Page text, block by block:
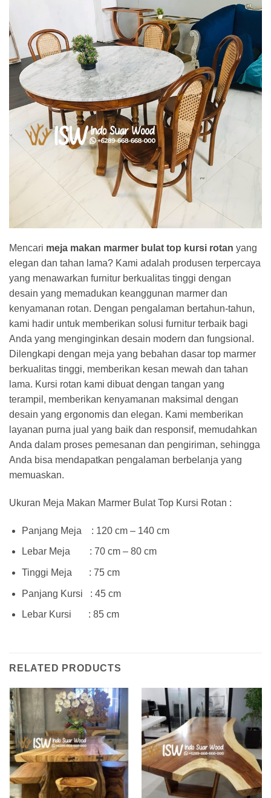
Mencari meja makan marmer bulat top kursi rotan yang
elegan dan tahan lama? Kami adalah produsen terpercaya
yang menawarkan furnitur berkualitas tinggi dengan
desain yang memadukan keanggunan marmer dan
kenyamanan rotan. Dengan pengalaman bertahun-tahun,
kami hadir untuk memberikan solusi furnitur terbaik bagi
Anda yang menginginkan desain modern dan fungsional.
Dilengkapi dengan meja yang bebahan dasar top marmer
berkualitas tinggi, memberikan kesan mewah dan tahan
lama. Kursi rotan kami dibuat dengan tangan yang
terampil, memberikan kenyamanan maksimal dengan
desain yang ergonomis dan elegan. Kami memberikan
layanan purna jual yang baik dan responsif, memudahkan
Anda dalam proses pemesanan dan pengiriman, sehingga
Anda bisa mendapatkan pengalaman berbelanja yang
memuaskan.
Ukuran Meja Makan Marmer Bulat Top Kursi Rotan :
Panjang Meja : 120 cm – 140 cm
Lebar Meja : 70 cm – 80 cm
Tinggi Meja : 75 cm
Panjang Kursi : 45 cm
Lebar Kursi : 85 cm
RELATED PRODUCTS